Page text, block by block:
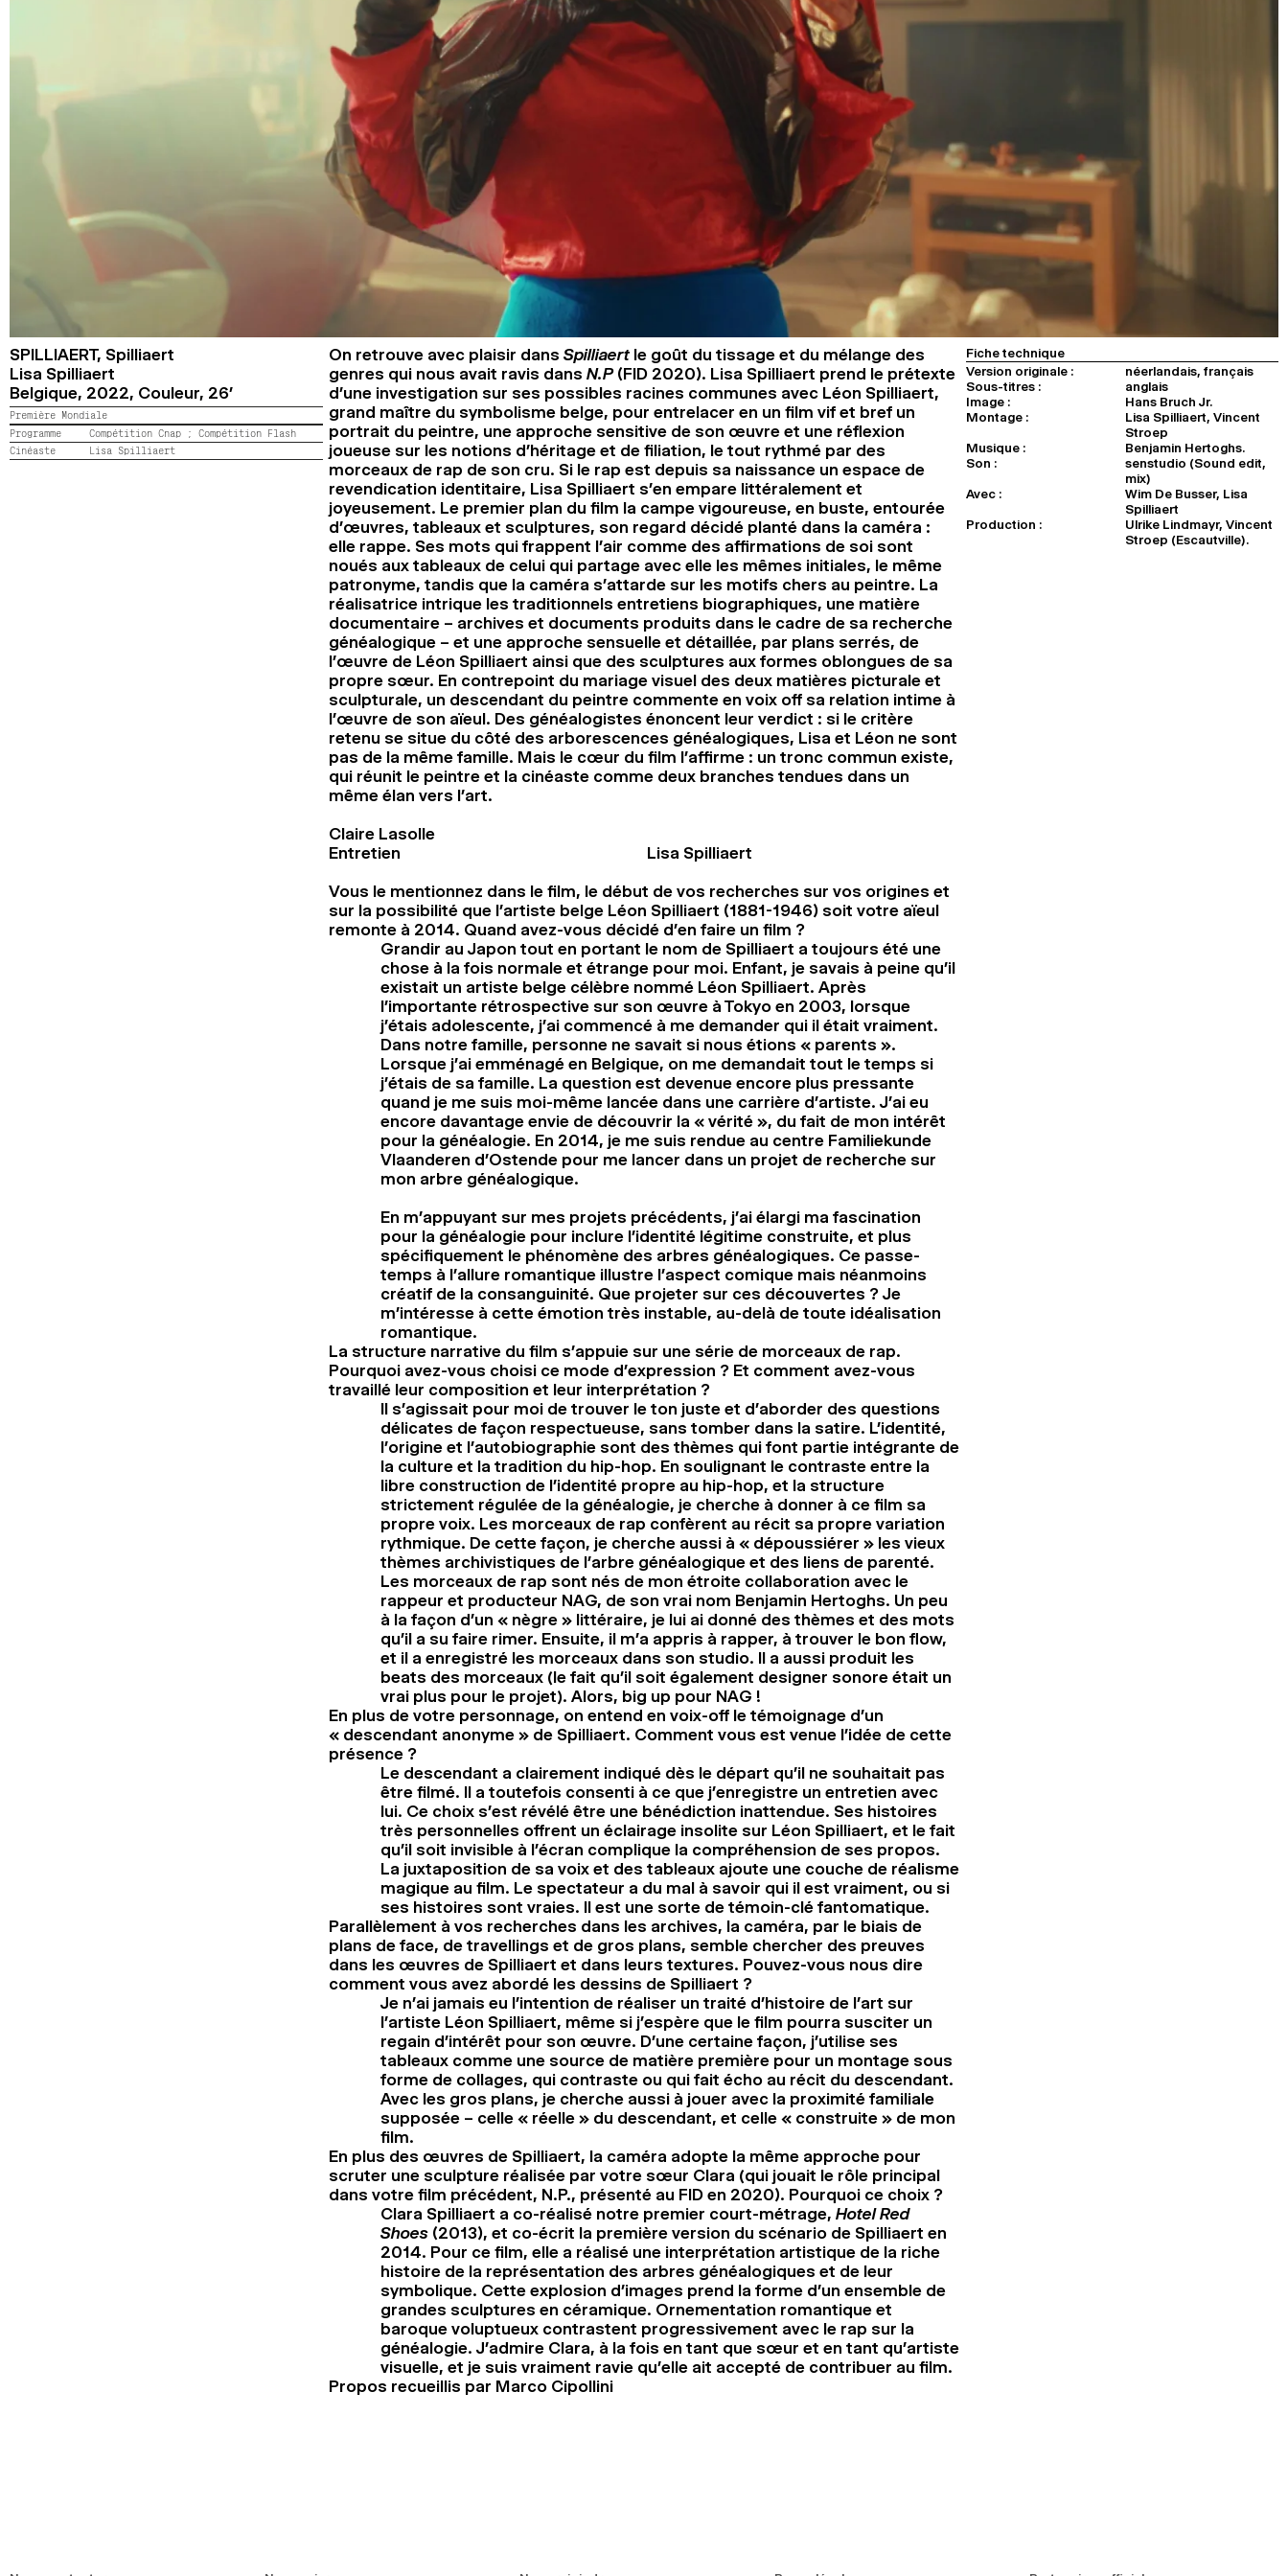
SPILLIAERT, Spilliaert
Lisa Spilliaert
Belgique, 2022, Couleur, 26’
Première Mondiale
Programme
Compétition Cnap ;Compétition Flash
Cinéaste
Lisa Spilliaert
On retrouve avec plaisir dans Spilliaertle goût du tissage et du mélange des
genres qui nous avait ravis dans N.P(FID 2020). Lisa Spilliaert prend le prétexte
d’une investigation sur ses possibles racines communes avec Léon Spilliaert,
grand maître du symbolisme belge, pour entrelacer en un film vif et bref un
portrait du peintre, une approche sensitive de son œuvre et une réflexion
joueuse sur les notions d’héritage et de filiation, le tout rythmé par des
morceaux de rap de son cru. Si le rap est depuis sa naissance un espace de
revendication identitaire, Lisa Spilliaert s’en empare littéralement et
joyeusement. Le premier plan du film la campe vigoureuse, en buste, entourée
d’œuvres, tableaux et sculptures, son regard décidé planté dans la caméra :
elle rappe. Ses mots qui frappent l’air comme des affirmations de soi sont
noués aux tableaux de celui qui partage avec elle les mêmes initiales, le même
patronyme, tandis que la caméra s’attarde sur les motifs chers au peintre. La
réalisatrice intrique les traditionnels entretiens biographiques, une matière
documentaire – archives et documents produits dans le cadre de sa recherche
généalogique – et une approche sensuelle et détaillée, par plans serrés, de
l’œuvre de Léon Spilliaert ainsi que des sculptures aux formes oblongues de sa
propre sœur. En contrepoint du mariage visuel des deux matières picturale et
sculpturale, un descendant du peintre commente en voix off sa relation intime à
l’œuvre de son aïeul. Des généalogistes énoncent leur verdict : si le critère
retenu se situe du côté des arborescences généalogiques, Lisa et Léon ne sont
pas de la même famille. Mais le cœur du film l’affirme : un tronc commun existe,
qui réunit le peintre et la cinéaste comme deux branches tendues dans un
même élan vers l’art.
Claire Lasolle
Entretien
Lisa Spilliaert
Vous le mentionnez dans le film, le début de vos recherches sur vos origines et
sur la possibilité que l’artiste belge Léon Spilliaert (1881-1946) soit votre aïeul
remonte à 2014. Quand avez-vous décidé d’en faire un film ?
Grandir au Japon tout en portant le nom de Spilliaert a toujours été une
chose à la fois normale et étrange pour moi. Enfant, je savais à peine qu’il
existait un artiste belge célèbre nommé Léon Spilliaert. Après
l’importante rétrospective sur son œuvre à Tokyo en 2003, lorsque
j’étais adolescente, j’ai commencé à me demander qui il était vraiment.
Dans notre famille, personne ne savait si nous étions « parents ».
Lorsque j’ai emménagé en Belgique, on me demandait tout le temps si
j’étais de sa famille. La question est devenue encore plus pressante
quand je me suis moi-même lancée dans une carrière d’artiste. J’ai eu
encore davantage envie de découvrir la « vérité », du fait de mon intérêt
pour la généalogie. En 2014, je me suis rendue au centre Familiekunde
Vlaanderen d’Ostende pour me lancer dans un projet de recherche sur
mon arbre généalogique.
En m’appuyant sur mes projets précédents, j’ai élargi ma fascination
pour la généalogie pour inclure l’identité légitime construite, et plus
spécifiquement le phénomène des arbres généalogiques. Ce passe-
temps à l’allure romantique illustre l’aspect comique mais néanmoins
créatif de la consanguinité. Que projeter sur ces découvertes ? Je
m’intéresse à cette émotion très instable, au-delà de toute idéalisation
romantique.
La structure narrative du film s’appuie sur une série de morceaux de rap.
Pourquoi avez-vous choisi ce mode d’expression ? Et comment avez-vous
travaillé leur composition et leur interprétation ?
Il s’agissait pour moi de trouver le ton juste et d’aborder des questions
délicates de façon respectueuse, sans tomber dans la satire. L’identité,
l’origine et l’autobiographie sont des thèmes qui font partie intégrante de
la culture et la tradition du hip-hop. En soulignant le contraste entre la
libre construction de l’identité propre au hip-hop, et la structure
strictement régulée de la généalogie, je cherche à donner à ce film sa
propre voix. Les morceaux de rap confèrent au récit sa propre variation
rythmique. De cette façon, je cherche aussi à « dépoussiérer » les vieux
thèmes archivistiques de l’arbre généalogique et des liens de parenté.
Les morceaux de rap sont nés de mon étroite collaboration avec le
rappeur et producteur NAG, de son vrai nom Benjamin Hertoghs. Un peu
à la façon d’un « nègre » littéraire, je lui ai donné des thèmes et des mots
qu’il a su faire rimer. Ensuite, il m’a appris à rapper, à trouver le bon flow,
et il a enregistré les morceaux dans son studio. Il a aussi produit les
beats des morceaux (le fait qu’il soit également designer sonore était un
vrai plus pour le projet). Alors, big up pour NAG !
En plus de votre personnage, on entend en voix-off le témoignage d’un
« descendant anonyme » de Spilliaert. Comment vous est venue l’idée de cette
présence ?
Le descendant a clairement indiqué dès le départ qu’il ne souhaitait pas
être filmé. Il a toutefois consenti à ce que j’enregistre un entretien avec
lui. Ce choix s’est révélé être une bénédiction inattendue. Ses histoires
très personnelles offrent un éclairage insolite sur Léon Spilliaert, et le fait
qu’il soit invisible à l’écran complique la compréhension de ses propos.
La juxtaposition de sa voix et des tableaux ajoute une couche de réalisme
magique au film. Le spectateur a du mal à savoir qui il est vraiment, ou si
ses histoires sont vraies. Il est une sorte de témoin-clé fantomatique.
Parallèlement à vos recherches dans les archives, la caméra, par le biais de
plans de face, de travellings et de gros plans, semble chercher des preuves
dans les œuvres de Spilliaert et dans leurs textures. Pouvez-vous nous dire
comment vous avez abordé les dessins de Spilliaert ?
Je n’ai jamais eu l’intention de réaliser un traité d’histoire de l’art sur
l’artiste Léon Spilliaert, même si j’espère que le film pourra susciter un
regain d’intérêt pour son œuvre. D’une certaine façon, j’utilise ses
tableaux comme une source de matière première pour un montage sous
forme de collages, qui contraste ou qui fait écho au récit du descendant.
Avec les gros plans, je cherche aussi à jouer avec la proximité familiale
supposée – celle « réelle » du descendant, et celle « construite » de mon
film.
En plus des œuvres de Spilliaert, la caméra adopte la même approche pour
scruter une sculpture réalisée par votre sœur Clara (qui jouait le rôle principal
dans votre film précédent, N.P., présenté au FID en 2020). Pourquoi ce choix ?
Clara Spilliaert a co-réalisé notre premier court-métrage, Hotel Red
Shoes(2013), et co-écrit la première version du scénario de Spilliaert en
2014. Pour ce film, elle a réalisé une interprétation artistique de la riche
histoire de la représentation des arbres généalogiques et de leur
symbolique. Cette explosion d’images prend la forme d’un ensemble de
grandes sculptures en céramique. Ornementation romantique et
baroque voluptueux contrastent progressivement avec le rap sur la
généalogie. J’admire Clara, à la fois en tant que sœur et en tant qu’artiste
visuelle, et je suis vraiment ravie qu’elle ait accepté de contribuer au film.
Propos recueillis par Marco Cipollini
Fiche technique
Version originale :
néerlandais, français
Sous-titres :
anglais
Image :
Hans Bruch Jr.
Montage :
Lisa Spilliaert, Vincent
Stroep
Musique :
Benjamin Hertoghs.
Son :
senstudio (Sound edit,
mix)
Avec :
Wim De Busser, Lisa
Spilliaert
Production :
Ulrike Lindmayr, Vincent
Stroep (Escautville).